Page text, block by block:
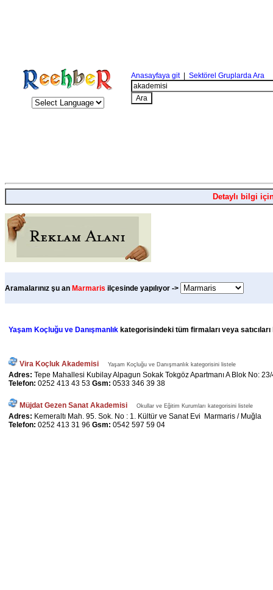
Anasayfaya git| Sektörel Gruplarda Ara
Detaylı bilgi
Aramalarınız şu an Marmaris ilçesinde yapılıyor ->
Yaşam Koçluğu ve Danışmanlık kategorisindeki tüm firmaları veya
Vira Koçluk Akademisi Yaşam Koçluğu ve Danışmanlık kategorisini listele
Adres: Tepe Mahallesi Kubilay Alpagun Sokak Tokgöz Apartmanı A Blok No:
Telefon: 0252 413 43 53 Gsm: 0533 346 39 38
Müjdat Gezen Sanat Akademisi Okullar ve Eğitim Kurumları kategorisini listele
Adres: Kemeraltı Mah. 95. Sok. No : 1. Kültür ve Sanat Evi Marmaris / Muğla
Telefon: 0252 413 31 96 Gsm: 0542 597 59 04